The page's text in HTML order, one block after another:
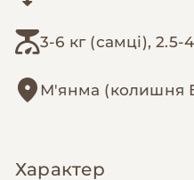
3-6 кг (самці), 2.5-
М'янма (колишня
Характер